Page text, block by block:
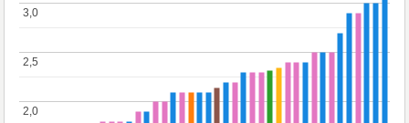
2,0
2,0
2,5
2,5
3,0
3,0